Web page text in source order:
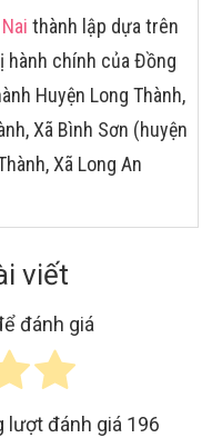
thành lập dựa trên
hành chính của Đồng
Huyện Long Thành,
Xã Bình Sơn (huyện
Xã Long An
viết
đánh giá
lượt đánh giá 196